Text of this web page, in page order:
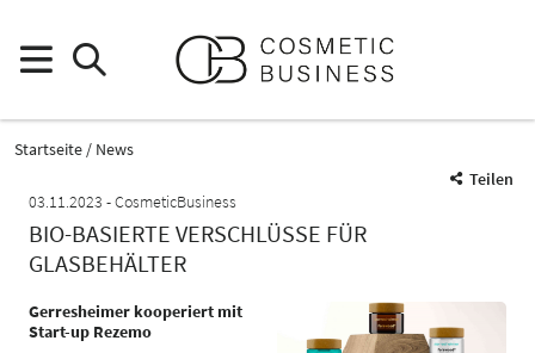
Startseite
News
Teilen
03.11.2023
CosmeticBusiness
BIO-BASIERTE VERSCHLÜSSE FÜR
GLASBEHÄLTER
Gerresheimer kooperiert mit
Start-up Rezemo